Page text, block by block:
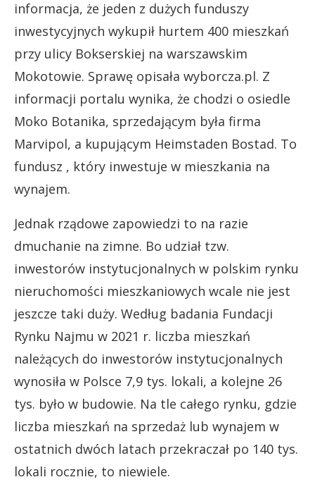
informacja, że jeden z dużych funduszy
inwestycyjnych wykupił hurtem 400 mieszkań
przy ulicy Bokserskiej na warszawskim
Mokotowie. Sprawę opisała wyborcza.pl. Z
informacji portalu wynika, że chodzi o osiedle
Moko Botanika, sprzedającym była firma
Marvipol, a kupującym Heimstaden Bostad. To
fundusz , który inwestuje w mieszkania na
wynajem.
Jednak rządowe zapowiedzi to na razie
dmuchanie na zimne. Bo udział tzw.
inwestorów instytucjonalnych w polskim rynku
nieruchomości mieszkaniowych wcale nie jest
jeszcze taki duży. Według badania Fundacji
Rynku Najmu w 2021 r. liczba mieszkań
należących do inwestorów instytucjonalnych
wynosiła w Polsce 7,9 tys. lokali, a kolejne 26
tys. było w budowie. Na tle całego rynku, gdzie
liczba mieszkań na sprzedaż lub wynajem w
ostatnich dwóch latach przekraczał po 140 tys.
lokali rocznie, to niewiele.